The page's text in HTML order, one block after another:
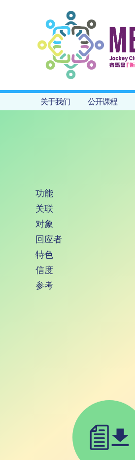
关于我们 公开课程
功能
关联
对象
回应者
特色
信度
参考